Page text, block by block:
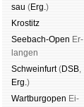
sau (Erg.)
Kros­titz
See­bach-Open Er­
lan­gen
Schwein­furt(DSB,
Erg.)
Wart­burg­open Ei­